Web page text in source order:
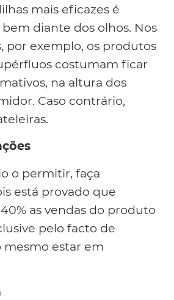
mais eficazes é
diante dos olhos. Nos
por exemplo, os produtos
costumam ficar
na altura dos
Caso contrário,
o permitir, faça
está provado que
as vendas do produto
pelo facto de
estar em